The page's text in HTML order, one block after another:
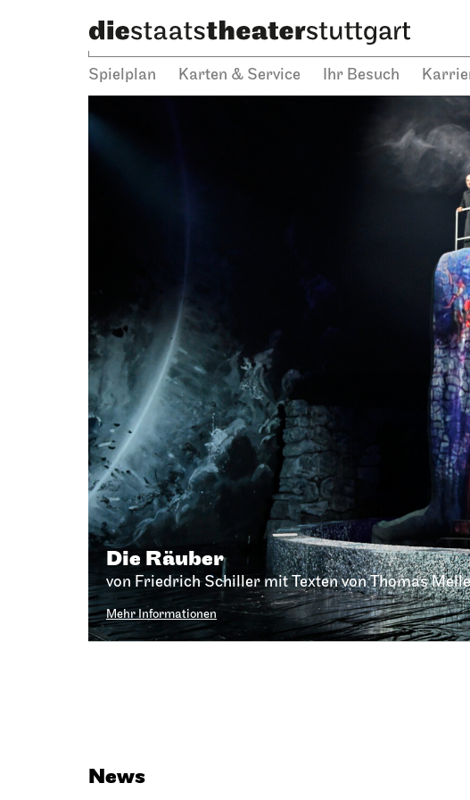
Spielplan Karten & Service Ihr Besuch
Die Räuber
von Friedrich Schiller mit Texten von Thomas Melle
Mehr Informationen
News